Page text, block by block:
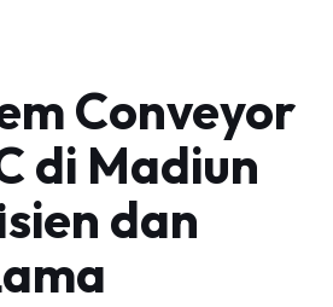
Conveyor
di Madiun
dan